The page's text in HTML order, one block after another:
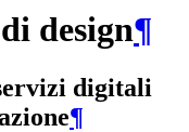
design¶
digitali
¶